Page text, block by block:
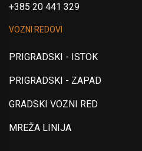
+385 20 441 329
VOZNI REDOVI
PRIGRADSKI - ISTOK
PRIGRADSKI - ZAPAD
GRADSKI VOZNI RED
MREŽA LINIJA